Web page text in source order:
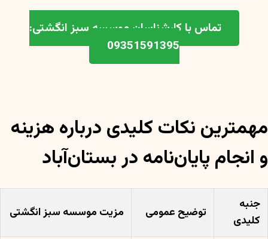
تماس با کارشناسان موسسه سبز انگشتی:
09351591395
مهمترین نکات کلیدی درباره هزینه
و انجام پایان‌نامه در بستان‌آباد
جنبه
کلیدی
توضیح عمومی مزیت موسسه سبز انگشتی